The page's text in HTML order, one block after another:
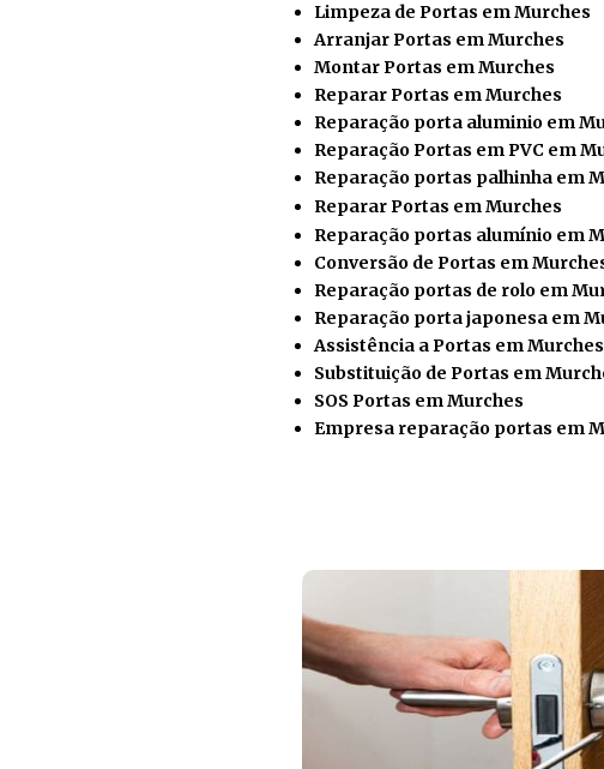
Limpeza de Portas em Murches
Arranjar Portas em Murches
Montar Portas em Murches
RepararPortas em Murches
Reparação porta aluminio em
Reparação Portas em PVC em
Reparação portas palhinha em
Reparar Portas em Murches
Reparação portas alumínio em
Conversão de Portas em
Reparação portas de rolo em
Reparação porta japonesa em
Assistência a Portas em Murches
Substituição de Portas em
SOS Portas em Murches
Empresa reparação portas em